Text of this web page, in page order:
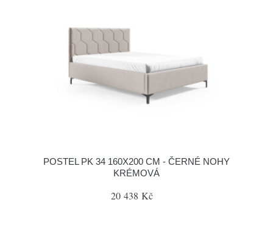
POSTEL PK 34 160X200 CM - ČERNÉ NOHY
KRÉMOVÁ
20 438 Kč